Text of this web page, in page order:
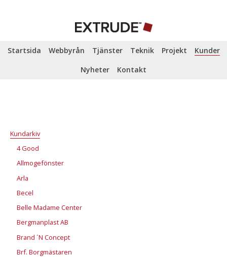
Startsida Webbyrån Tjänster Teknik Projekt
Kunder
Nyheter
Kontakt
Kundarkiv
4 Good
Allmogefönster
Arla
Becel
Belle Madame Center
Bergmanplast AB
Brand ´N Concept
Brf. Borgmästaren